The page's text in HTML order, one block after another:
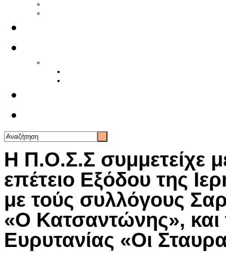
Η Π.Ο.Σ.Σ συμμετείχε
επέτειο Εξόδου της
με τούς συλλόγους
«Ο Κατσαντώνης»,
Ευρυτανίας «Οι